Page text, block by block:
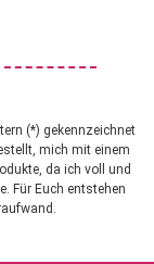
(*) gekennzeichnet
mich mit einem
da ich voll und
Für Euch entstehen